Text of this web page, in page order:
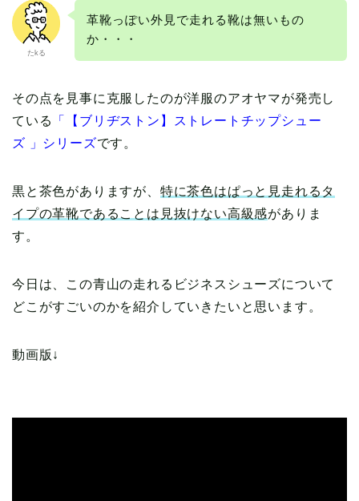
たkる
革靴っぽい外見で走れる靴は無いもの
か・・・
その点を見事に克服したのが洋服のアオヤマが発売し
ている
「【ブリヂストン】ストレートチップシュー
ズ 」シリーズです。
黒と茶色がありますが、 特に茶色はぱっと見走れるタ
イプの革靴であることは見抜けない高級感がありま
す。
今日は、この青山の走れるビジネスシューズについて
どこがすごいのかを紹介していきたいと思います。
動画版↓